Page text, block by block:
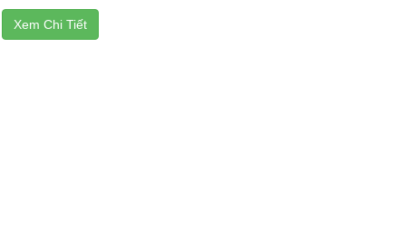
Xem Chi Tiết